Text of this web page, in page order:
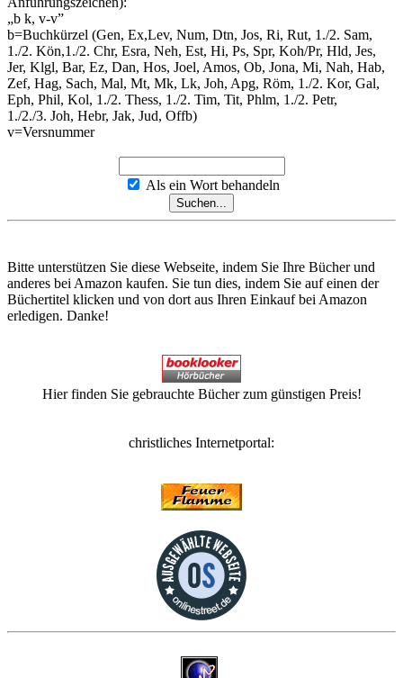
„b k, v-v”
b=Buchkürzel (Gen, Ex,Lev, Num, Dtn, Jos, Ri, Rut, 1./2. Sam,
1./2. Kön,1./2. Chr, Esra, Neh, Est, Hi, Ps, Spr, Koh/Pr, Hld, Jes,
Jer, Klgl, Bar, Ez, Dan, Hos, Joel, Amos, Ob, Jona, Mi, Nah, Hab,
Zef, Hag, Sach, Mal, Mt, Mk, Lk, Joh, Apg, Röm, 1./2. Kor, Gal,
Eph, Phil, Kol, 1./2. Thess, 1./2. Tim, Tit, Phlm, 1./2. Petr,
1./2./3. Joh, Hebr, Jak, Jud, Offb)
v=Versnummer
Als ein Wort behandeln
Bitte unterstützen Sie diese Webseite, indem Sie Ihre Bücher und
anderes bei Amazon kaufen. Sie tun dies, indem Sie auf einen der
Büchertitel klicken und von dort aus Ihren Einkauf bei Amazon
erledigen. Danke!
Hier finden Sie gebrauchte Bücher zum günstigen Preis!
christliches Internetportal: